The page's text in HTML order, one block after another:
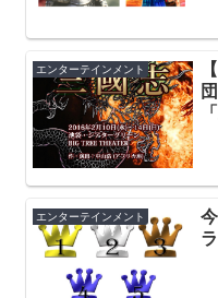
エンターテインメント
エンターテインメント